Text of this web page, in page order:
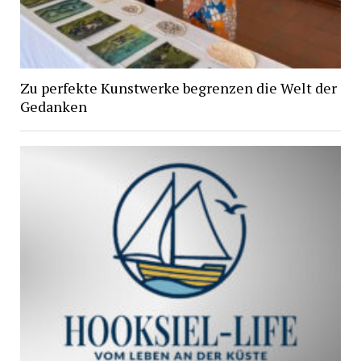
Zu perfekte Kunstwerke begrenzen die Welt der
Gedanken